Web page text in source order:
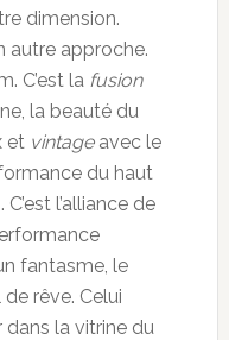
dimension.
autre approche.
C’est la fusion
la beauté du
et vintageavec le
du haut
l’alliance de
fantasme, le
rêve. Celui
dans la vitrine du